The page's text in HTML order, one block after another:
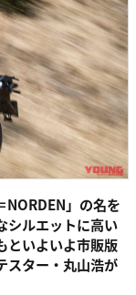
NORDEN」の名を
シルエットに高い
といよいよ市販版
スター・丸山浩が